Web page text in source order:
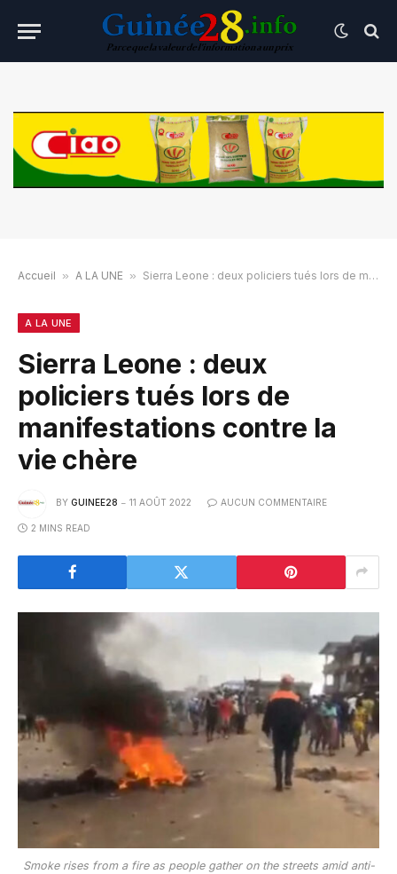
Accueil » A LA UNE » Sierra Leone : deux policiers tués lors de manifestations contre la vie chère
A LA UNE
Sierra Leone : deux
policiers tués lors de
manifestations contre la
vie chère
BY GUINEE28 11 AOÛT 2022 AUCUN COMMENTAIRE
2 MINS READ
Smoke rises from a fire as people gather on the streets amid anti-